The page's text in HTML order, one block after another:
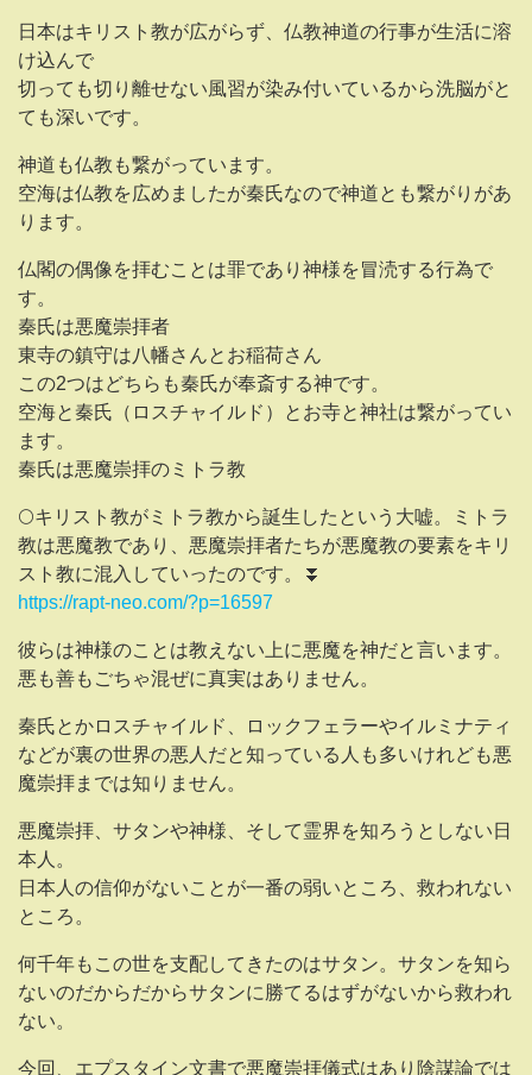
日本はキリスト教が広がらず、仏教神道の行事が生活に溶
け込んで
切っても切り離せない風習が染み付いているから洗脳がと
ても深いです。
神道も仏教も繋がっています。
空海は仏教を広めましたが秦氏なので神道とも繋がりがあ
ります。
仏閣の偶像を拝むことは罪であり神様を冒涜する行為で
す。
秦氏は悪魔崇拝者
東寺の鎮守は八幡さんとお稲荷さん
この2つはどちらも秦氏が奉斎する神です。
空海と秦氏（ロスチャイルド）とお寺と神社は繋がってい
ます。
秦氏は悪魔崇拝のミトラ教
🌕キリスト教がミトラ教から誕生したという大嘘。ミトラ
教は悪魔教であり、悪魔崇拝者たちが悪魔教の要素をキリ
スト教に混入していったのです。⏬️
https://rapt-neo.com/?p=16597
彼らは神様のことは教えない上に悪魔を神だと言います。
悪も善もごちゃ混ぜに真実はありません。
秦氏とかロスチャイルド、ロックフェラーやイルミナティ
などが裏の世界の悪人だと知っている人も多いけれども悪
魔崇拝までは知りません。
悪魔崇拝、サタンや神様、そして霊界を知ろうとしない日
本人。
日本人の信仰がないことが一番の弱いところ、救われない
ところ。
何千年もこの世を支配してきたのはサタン。サタンを知ら
ないのだからだからサタンに勝てるはずがないから救われ
ない。
今回、エプスタイン文書で悪魔崇拝儀式はあり陰謀論では